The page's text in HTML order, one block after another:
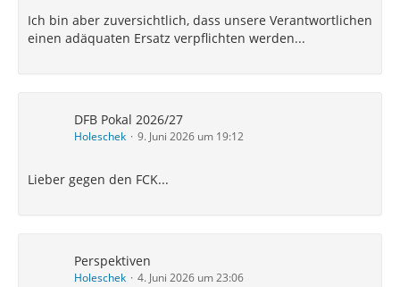
Ich bin aber zuversichtlich, dass unsere Verantwortlichen
einen adäquaten Ersatz verpflichten werden...
DFB Pokal 2026/27
Holeschek 9. Juni 2026 um 19:12
Lieber gegen den FCK...
Perspektiven
Holeschek 4. Juni 2026 um 23:06